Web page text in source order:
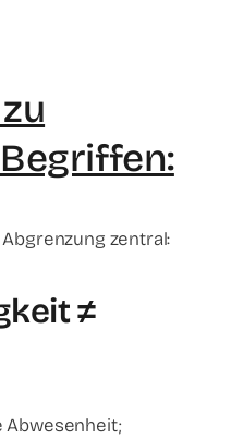
zentral:
≠
Abwesenheit;